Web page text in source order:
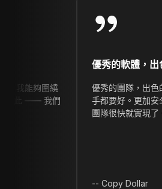
優秀的軟體，出色的支持
優秀的團隊，出色的支持。相
手都要好。更加安全可控，非
團隊很快就實現了。10/10 愛
Copy Dollar